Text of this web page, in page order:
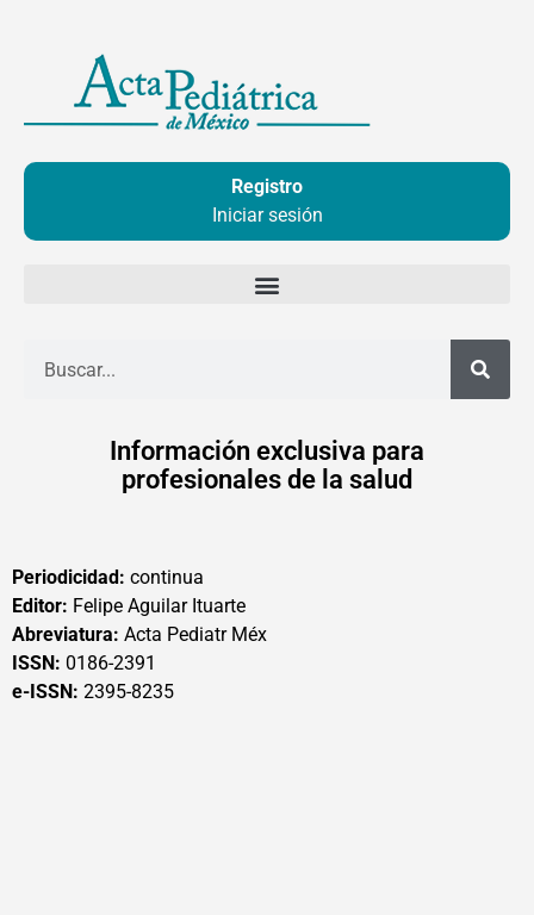
contenido
Registro
Iniciar sesión
Información exclusiva para
profesionales de la salud
Periodicidad: continua
Editor: Felipe Aguilar Ituarte
Abreviatura: Acta Pediatr Méx
ISSN: 0186-2391
e-ISSN: 2395-8235